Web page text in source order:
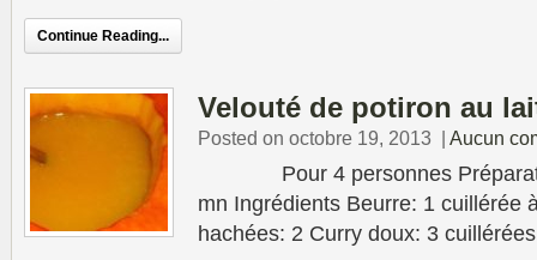
Continue Reading...
Velouté de potiron au
Posted on octobre 19, 2013 | Aucun
Pour 4 personnes
mn Ingrédients Beurre: 1 cuillérée
hachées: 2 Curry doux: 3